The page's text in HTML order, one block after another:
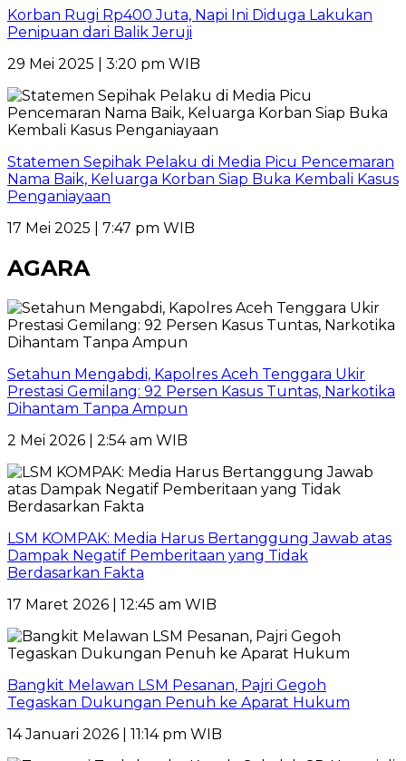
Korban Rugi Rp400 Juta, Napi Ini Diduga Lakukan
Penipuan dari Balik Jeruji
29 Mei 2025 | 3:20 pm WIB
Statemen Sepihak Pelaku di Media Picu Pencemaran
Nama Baik, Keluarga Korban Siap Buka Kembali Kasus
Penganiayaan
17 Mei 2025 | 7:47 pm WIB
AGARA
Setahun Mengabdi, Kapolres Aceh Tenggara Ukir
Prestasi Gemilang: 92 Persen Kasus Tuntas, Narkotika
Dihantam Tanpa Ampun
2 Mei 2026 | 2:54 am WIB
LSM KOMPAK: Media Harus Bertanggung Jawab atas
Dampak Negatif Pemberitaan yang Tidak
Berdasarkan Fakta
17 Maret 2026 | 12:45 am WIB
Bangkit Melawan LSM Pesanan, Pajri Gegoh
Tegaskan Dukungan Penuh ke Aparat Hukum
14 Januari 2026 | 11:14 pm WIB